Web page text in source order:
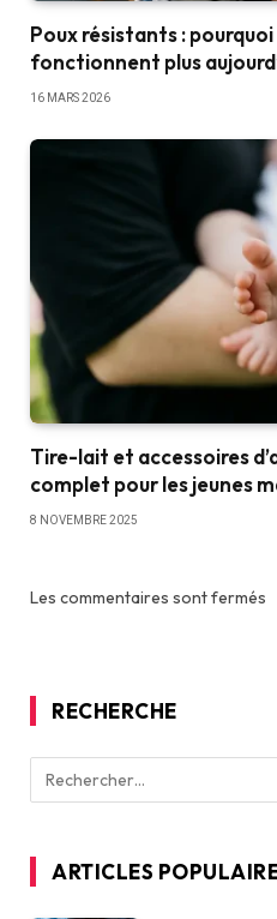
Poux résistants :
fonctionnent plus
16 MARS 2026
Tire-lait et accessoires
complet pour les jeunes
8 NOVEMBRE 2025
Les commentaires sont fermés
RECHERCHE
ARTICLES